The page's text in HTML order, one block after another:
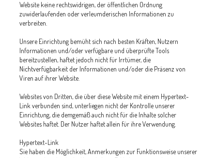
Website keine rechtswidrigen, der öffentlichen Ordnung
zuwiderlaufenden oder verleumderischen Informationen zu
verbreiten.
Unsere Einrichtung bemüht sich nach besten Kräften, Nutzern
Informationen und/oder verfügbare und überprüfte Tools
bereitzustellen, haftet jedoch nicht für Irrtümer, die
Nichtverfügbarkeit der Informationen und/oder die Präsenz von
Viren auf ihrer Website.
Websites von Dritten, die über diese Website mit einem Hypertext-
Link verbunden sind, unterliegen nicht der Kontrolle unserer
Einrichtung, die demgemäß auch nicht für die Inhalte solcher
Websites haftet. Der Nutzer haftet allein für ihre Verwendung.
Hypertext-Link
Sie haben die Möglichkeit, Anmerkungen zur Funktionsweise unserer